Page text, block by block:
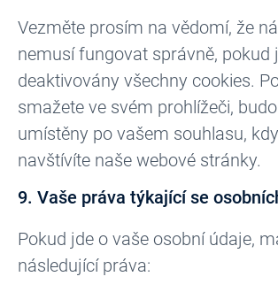
Vezměte prosím na vědomí, že
nemusí fungovat správně, pokud
deaktivovány všechny cookies.
smažete ve svém prohlížeči,
umístěny po vašem souhlasu,
navštívíte naše webové stránky.
9. Vaše práva týkající se
Pokud jde o vaše osobní údaje,
následující práva: